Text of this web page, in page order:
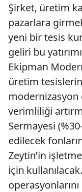
Şirket, üretim
pazarlara
yeni bir tesis
geliri bu
Ekipman
üretim
modernizasyon
verimliliği
Sermayesi
edilecek
Zeytin’in
için